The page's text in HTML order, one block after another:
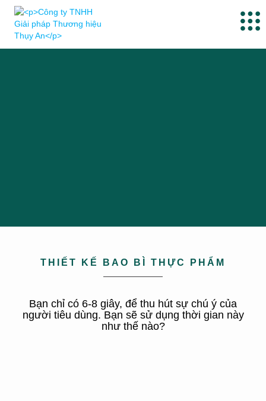
THIẾT KẾ BAO BÌ THỰC PHẨM
Bạn chỉ có 6-8 giây, để thu hút sự chú ý của
người tiêu dùng. Bạn sẽ sử dụng thời gian này
như thế nào?